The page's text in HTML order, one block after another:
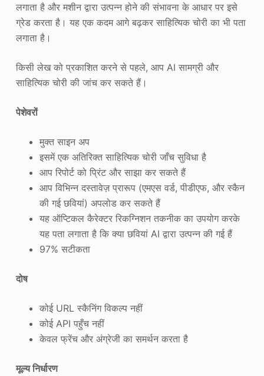
लगाता है और मशीन द्वारा उत्पन्न होने की संभावना के आधार पर इसे
ग्रेड करता है। यह एक कदम आगे बढ़कर साहित्यिक चोरी का भी पता
लगाता है।
किसी लेख को प्रकाशित करने से पहले, आप AI सामग्री और
साहित्यिक चोरी की जांच कर सकते हैं।
पेशेवरों
मुक्त साइन अप
इसमें एक अतिरिक्त साहित्यिक चोरी जाँच सुविधा है
आप रिपोर्ट को प्रिंट और साझा कर सकते हैं
आप विभिन्न दस्तावेज़ प्रारूप (एमएस वर्ड, पीडीएफ, और स्कैन
की गई छवियां) अपलोड कर सकते हैं
यह ऑप्टिकल कैरेक्टर रिकग्निशन तकनीक का उपयोग करके
यह पता लगाता है कि क्या छवियां AI द्वारा उत्पन्न की गई हैं
97% सटीकता
दोष
कोई URL स्कैनिंग विकल्प नहीं
कोई API पहुँच नहीं
केवल फ्रेंच और अंग्रेजी का समर्थन करता है
मूल्य निर्धारण